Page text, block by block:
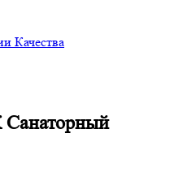
Качества
Санаторный